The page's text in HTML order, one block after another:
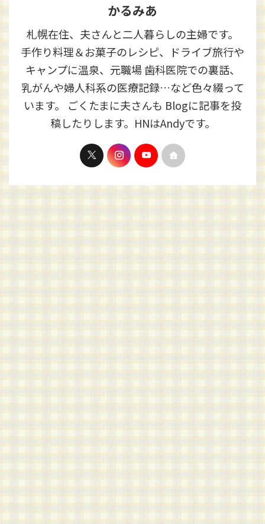
かるみあ
札幌在住、夫さんと二人暮らしの主婦です。
手作り料理＆お菓子のレシピ、ドライブ旅行や
キャンプに温泉、元職場 歯科医院での裏話、
乳がんや婦人科系の医療記録…など色々綴って
います。 ごくたまに夫さんも Blogに記事を投
稿したりします。HNはAndyです。